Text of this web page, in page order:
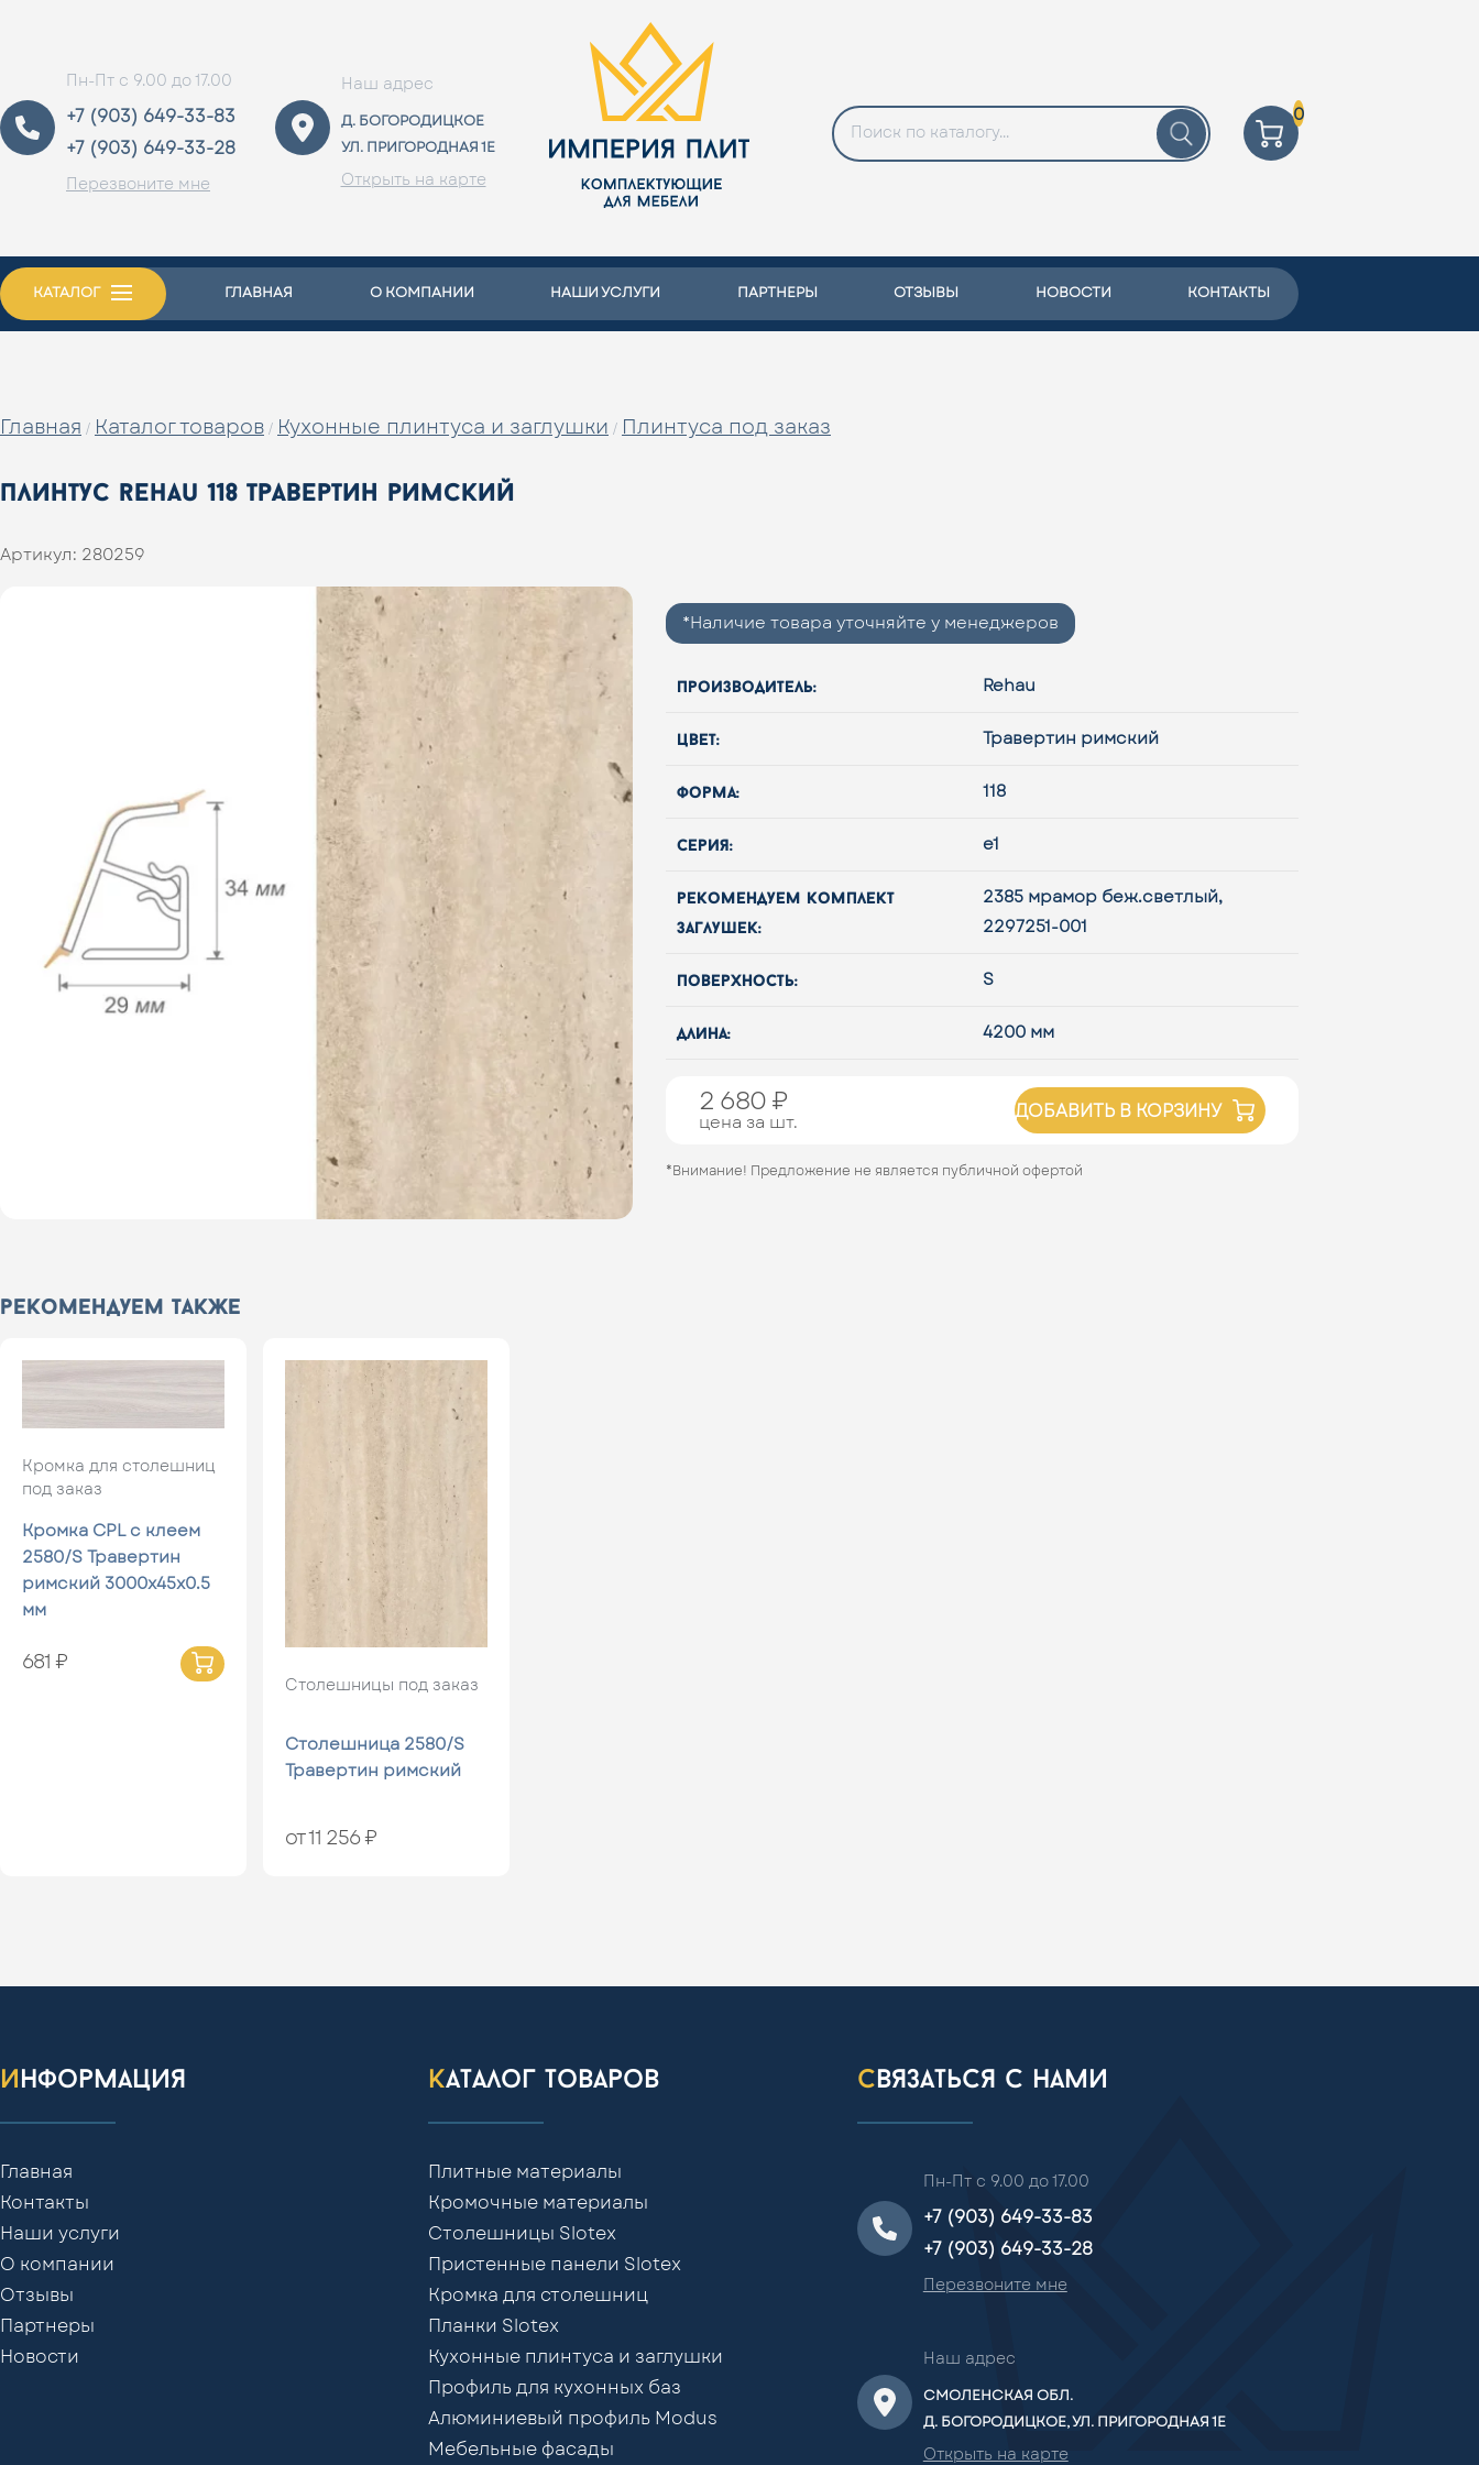
Пн-Пт с 9.00 до 17.00
+7 (903) 649-33-83
+7 (903) 649-33-28
Перезвоните мне
Наш адрес
Д. БОГОРОДИЦКОЕ
УЛ. ПРИГОРОДНАЯ 1Е
Открыть на карте
0
КАТАЛОГ ГЛАВНАЯ О КОМПАНИИ НАШИ УСЛУГИ ПАРТНЕРЫ ОТЗЫВЫ НОВОСТИ КОНТАКТЫ
Главная / Каталог товаров / Кухонные плинтуса и заглушки / Плинтуса под заказ
плинтус rehau 118 травертин римский
Артикул: 280259
*Наличие товара уточняйте у менеджеров
производитель: Rehau
цвет: Травертин римский
форма: 118
серия: e1
рекомендуем комплект
заглушек:
2385 мрамор беж.светлый,
2297251-001
поверхность: S
длина: 4200 мм
2 680 ₽
цена за шт.
ДОБАВИТЬ В КОРЗИНУ
*Внимание! Предложение не является публичной офертой
рекомендуем также
Кромка для столешниц
под заказ
Кромка CPL с клеем
2580/S Травертин
римский 3000x45x0.5
мм
681 ₽
Столешницы под заказ
Столешница 2580/S
Травертин римский
от 11 256 ₽
информация
Главная
Контакты
Наши услуги
О компании
Отзывы
Партнеры
Новости
каталог товаров
Плитные материалы
Кромочные материалы
Столешницы Slotex
Пристенные панели Slotex
Кромка для столешниц
Планки Slotex
Кухонные плинтуса и заглушки
Профиль для кухонных баз
Алюминиевый профиль Modus
Мебельные фасады
связаться с нами
Пн-Пт с 9.00 до 17.00
+7 (903) 649-33-83
+7 (903) 649-33-28
Перезвоните мне
Наш адрес
СМОЛЕНСКАЯ ОБЛ.
Д. БОГОРОДИЦКОЕ, УЛ. ПРИГОРОДНАЯ 1Е
Открыть на карте